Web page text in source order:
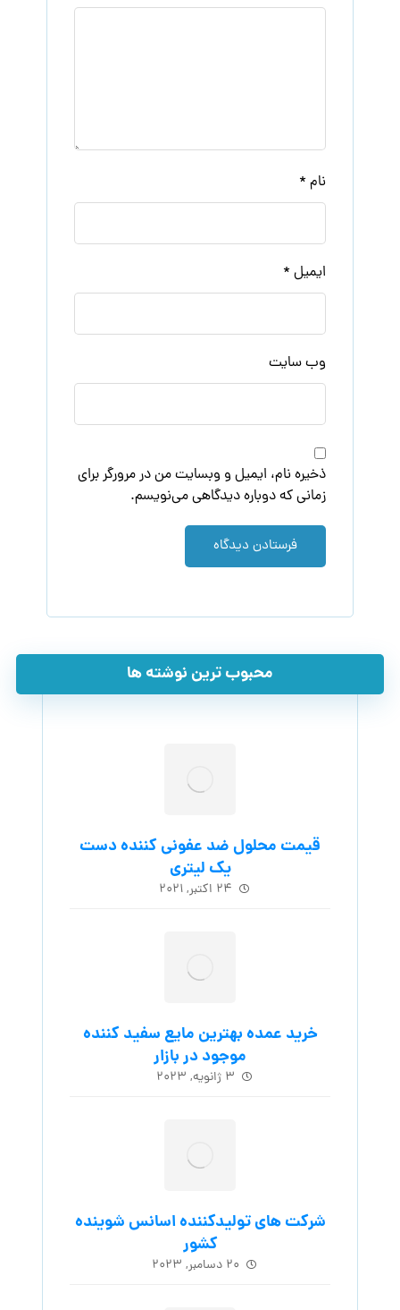
نام *
ایمیل *
وب‌ سایت
ذخیره نام، ایمیل و وبسایت من در مرورگر برای
زمانی که دوباره دیدگاهی می‌نویسم.
فرستادن دیدگاه
محبوب ترین نوشته ها
قیمت محلول ضد عفونی کننده دست
یک لیتری
۲۴ اکتبر, ۲۰۲۱
خرید عمده بهترین مایع سفید کننده
موجود در بازار
۳ ژانویه, ۲۰۲۳
شرکت های تولیدکننده اسانس شوینده
کشور
۲۰ دسامبر, ۲۰۲۳